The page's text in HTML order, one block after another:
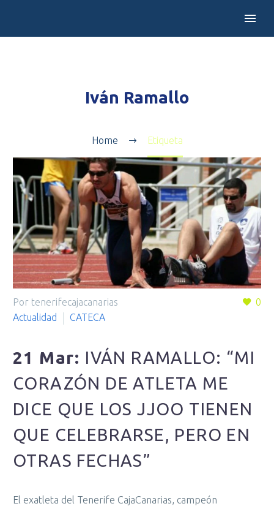
Iván Ramallo
Home Etiqueta
0
Por tenerifecajacanarias
Actualidad
CATECA
21 Mar: IVÁN RAMALLO: “MI
CORAZÓN DE ATLETA ME
DICE QUE LOS JJOO TIENEN
QUE CELEBRARSE, PERO EN
OTRAS FECHAS”
El exatleta del Tenerife CajaCanarias, campeón